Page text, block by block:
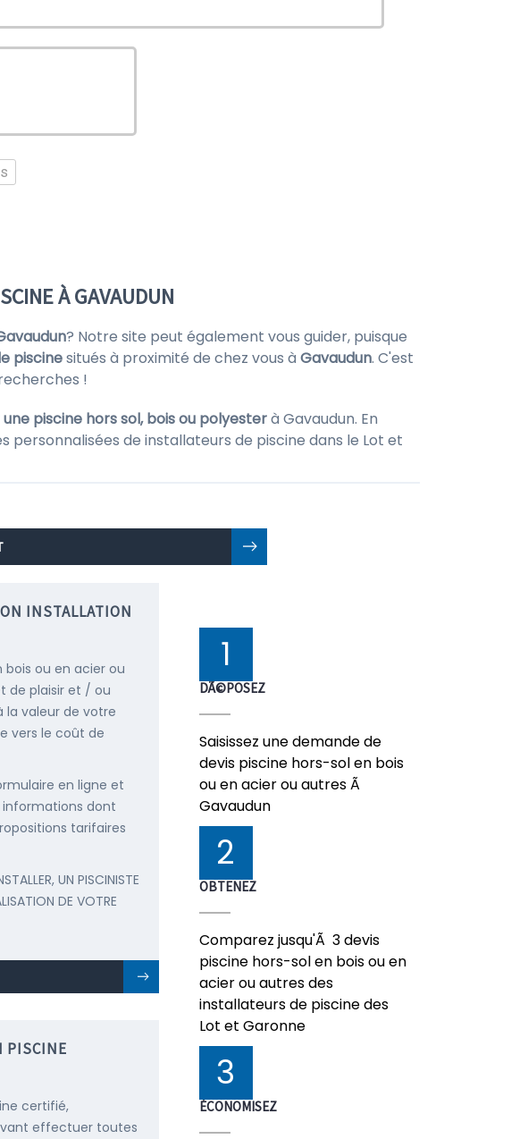
À GAVAUDUN
? Notre site peut également vous guider, puisque
piscinesitués à proximité de chez vous à Gavaudun. C'est
!
piscine hors sol, bois ou polyesterà Gavaudun. En
personnalisées de installateurs de piscine dans le Lot et
INSTALLATION
bois ou en acier ou
de plaisir et / ou
valeur de votre
vers le coût de
en ligne et
dont
tarifaires
UN PISCINISTE
DE VOTRE
PISCINE
certifié,
effectuer toutes
1
DÃ©POSEZ
Saisissez une demande de
devis piscine hors-sol en bois
ou en acier ou autres Ã
Gavaudun
2
OBTENEZ
Comparez jusqu'Ã 3 devis
piscine hors-sol en bois ou en
acier ou autres des
installateurs de piscine des
Lot et Garonne
3
ÉCONOMISEZ